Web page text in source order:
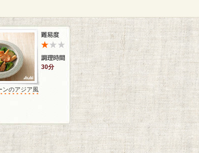
30分
ンのアジア風